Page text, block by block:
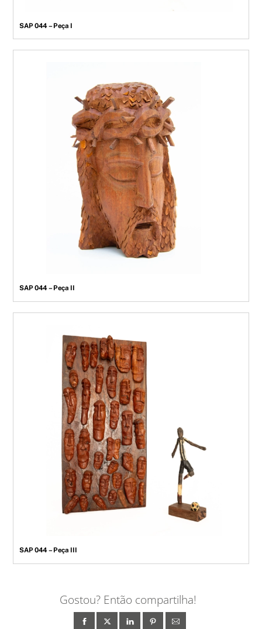
SAP 044 – Peça I
SAP 044 – Peça II
SAP 044 – Peça III
Gostou? Então compartilha!